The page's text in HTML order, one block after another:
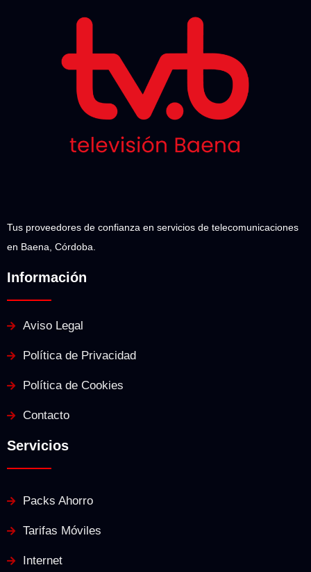
Tus proveedores de confianza en servicios de telecomunicaciones
en Baena, Córdoba.
Información
Aviso Legal
Política de Privacidad
Política de Cookies
Contacto
Servicios
Packs Ahorro
Tarifas Móviles
Internet